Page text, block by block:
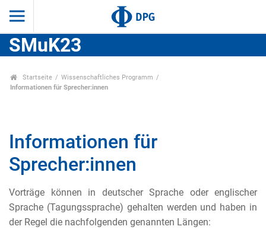
SMuK23
Startseite
Wissenschaftliches Programm
Informationen für Sprecher:innen
Informationen für
Sprecher:innen
Vorträge können in deutscher Sprache oder englischer
Sprache (Tagungssprache) gehalten werden und haben in
der Regel die nachfolgenden genannten Längen: